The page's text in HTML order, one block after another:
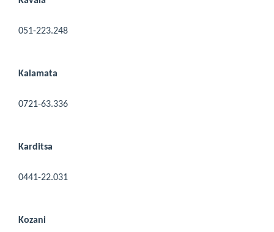
051-223.248
Kalamata
0721-63.336
Karditsa
0441-22.031
Kozani